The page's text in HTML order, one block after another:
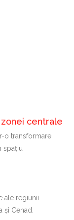
centrale
o transformare
spațiu
ale regiunii
și Cenad.